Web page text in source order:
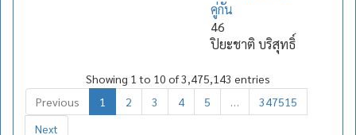
คู่กัน
46
ปิยะชาติ บริสุทธิ์
Showing 1 to 10 of 3,475,143 entries
Previous
1 2 3 4 5 …
347515
Next